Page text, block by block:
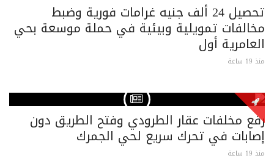
تحصيل 24 ألف جنيه غرامات فورية وضبط
مخالفات تمويلية وبيئية في حملة موسعة بحي
العامرية أول
منذ 19 ساعة
رفع مخلفات عقار الطرودي وفتح الطريق دون
إصابات في تحرك سريع لحي الجمرك
منذ 19 ساعة